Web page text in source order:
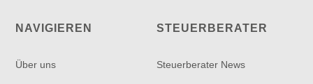
NAVIGIEREN
Über uns
STEUERBERATER
Steuerberater News